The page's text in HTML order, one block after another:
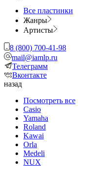
Все пластинки
Жанры
Артисты
8 (800) 700-41-98
mail@iamlp.ru
Телеграмм
Вконтакте
назад
Посмотреть все
Casio
Yamaha
Roland
Kawai
Orla
Medeli
NUX